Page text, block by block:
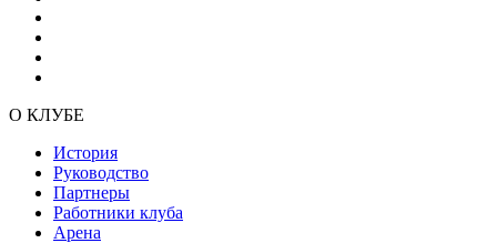
О КЛУБЕ
История
Руководство
Партнеры
Работники клуба
Арена